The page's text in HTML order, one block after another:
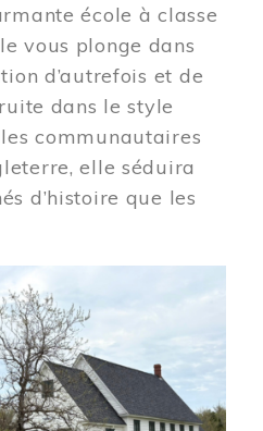
école à classe
vous plonge dans
d’autrefois et de
dans le style
communautaires
elle séduira
d’histoire que les